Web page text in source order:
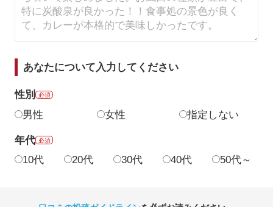
あなたについて入力してください
性別 必須
男性 女性 指定しない
年代 必須
10代 20代 30代 40代 50代～